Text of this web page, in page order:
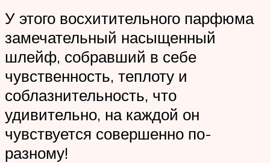
У этого восхитительного парфюма
замечательный насыщенный
шлейф, собравший в себе
чувственность, теплоту и
соблазнительность, что
удивительно, на каждой он
чувствуется совершенно по-
разному!